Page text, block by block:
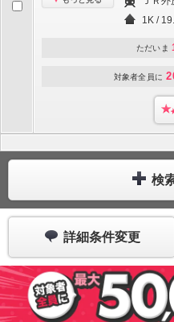
1K /
ただいま
対象者全員に
検
詳細条件変更